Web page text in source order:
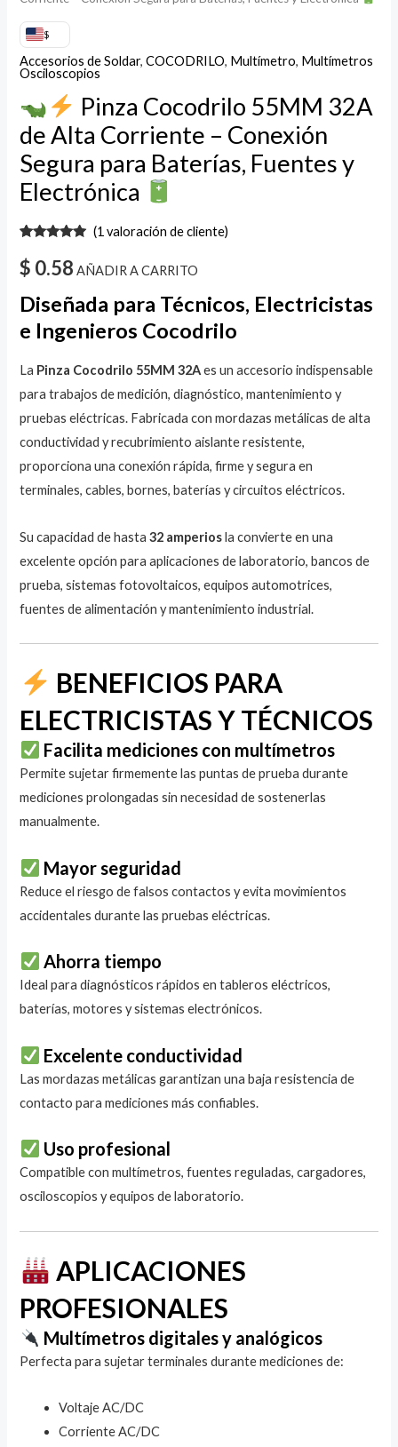
$
Accesorios de Soldar,COCODRILO, Multímetro, Multímetros
Osciloscopios
Pinza Cocodrilo 55MM 32A
de Alta Corriente – Conexión
Segura para Baterías, Fuentes y
Electrónica
con5.00de
5 en base
de un
cliente
(1 valoración de cliente)
$ 0.58 AÑADIR A CARRITO
Diseñada para Técnicos, Electricistas
e Ingenieros Cocodrilo
La Pinza Cocodrilo 55MM 32Aes un accesorio indispensable
para trabajos de medición, diagnóstico, mantenimiento y
pruebas eléctricas. Fabricada con mordazas metálicas de alta
conductividad y recubrimiento aislante resistente,
proporciona una conexión rápida, firme y segura en
terminales, cables, bornes, baterías y circuitos eléctricos.
Su capacidad de hasta32 amperiosla convierte en una
excelente opción para aplicaciones de laboratorio, bancos de
prueba, sistemas fotovoltaicos, equipos automotrices,
fuentes de alimentación y mantenimiento industrial.
BENEFICIOS PARA
ELECTRICISTAS Y TÉCNICOS
Facilita mediciones con multímetros
Permite sujetar firmemente las puntas de prueba durante
mediciones prolongadas sin necesidad de sostenerlas
manualmente.
Mayor seguridad
Reduce el riesgo de falsos contactos y evita movimientos
accidentales durante las pruebas eléctricas.
Ahorra tiempo
Ideal para diagnósticos rápidos en tableros eléctricos,
baterías, motores y sistemas electrónicos.
Excelente conductividad
Las mordazas metálicas garantizan una baja resistencia de
contacto para mediciones más confiables.
Uso profesional
Compatible con multímetros, fuentes reguladas, cargadores,
osciloscopios y equipos de laboratorio.
APLICACIONES
PROFESIONALES
Multímetros digitales y analógicos
Perfecta para sujetar terminales durante mediciones de:
Voltaje AC/DC
Corriente AC/DC
cantidad